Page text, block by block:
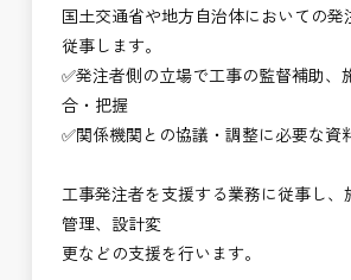
⭐＝＝お祝い金100,000円＝＝⭐
※お祝い金の支給条件は、入社より3
た方が対象となります。
その他支給条件の詳細については、
さい。
■勤務地について、ご希望のある方
ださい。
国土交通省、地方自治体
国土交通省や地方自治体においての発
従事します。
✅発注者側の立場で工事の監督補助、
合・把握
✅関係機関との協議・調整に必要な資
工事発注者を支援する業務に従事し、
管理、設計変
更などの支援を行います。